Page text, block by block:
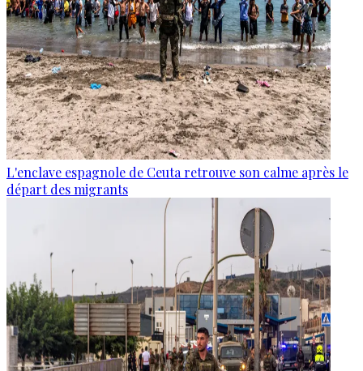
L'enclave espagnole de Ceuta retrouve son calme après le
départ des migrants